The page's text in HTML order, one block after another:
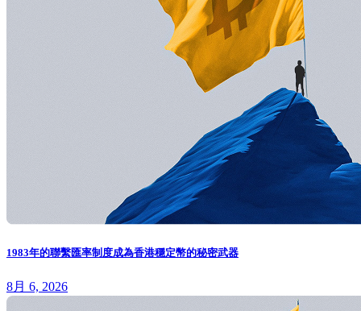
1983年的聯繫匯率制度成為香港穩定幣的秘密武器
8月 6, 2026